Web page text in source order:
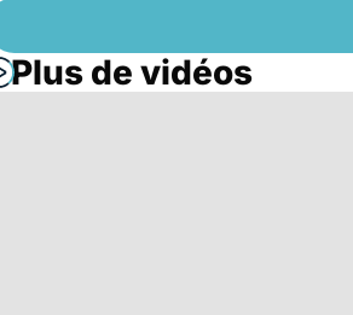
Plus de vidéos